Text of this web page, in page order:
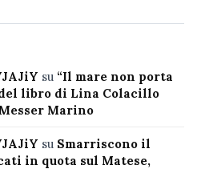
su “Il mare non porta
libro di Lina Colacillo
Marino
su Smarriscono il
in quota sul Matese,